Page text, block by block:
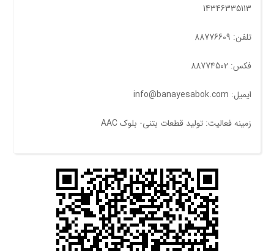
14346335113
تلفن: 88776609
فکس: 88774502
ایمیل: info@banayesabok.com
زمینه فعالیت: توليد قطعات بتنی- بلوک AAC